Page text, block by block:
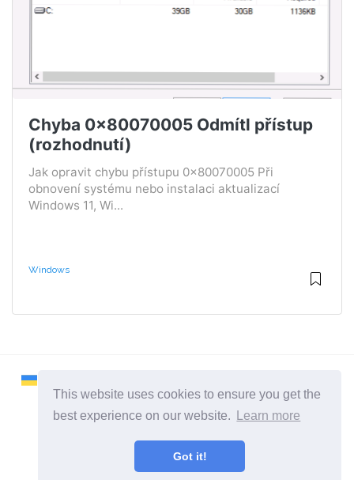
This website uses cookies to ensure you get the
best experience on our website.
Learn more
Got it!
Chyba 0x80070005 Odmítl přístup
(rozhodnutí)
Jak opravit chybu přístupu 0x80070005 Při
obnovení systému nebo instalaci aktualizací
Windows 11, Wi...
Windows
2026 ©Remontcompa
Všechny kategorie